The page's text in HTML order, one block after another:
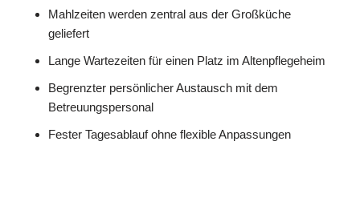
Mahlzeiten werden zentral aus der Großküche
geliefert
Lange Wartezeiten für einen Platz im Altenpflegeheim
Begrenzter persönlicher Austausch mit dem
Betreuungspersonal
Fester Tagesablauf ohne flexible Anpassungen